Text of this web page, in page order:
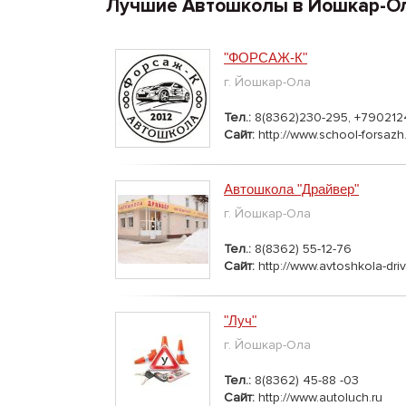
Лучшие Автошколы в Йошкар-
"ФОРСАЖ-К"
г. Йошкар-Ола
Тел.: 8(8362)230-295,
Сайт: http://www.school-
Автошкола "Драйвер"
г. Йошкар-Ола
Тел.: 8(8362) 55-12-76
Сайт: http://www.avtoshkola-
"Луч"
г. Йошкар-Ола
Тел.: 8(8362) 45-88 -03
Сайт: http://www.autoluch.ru